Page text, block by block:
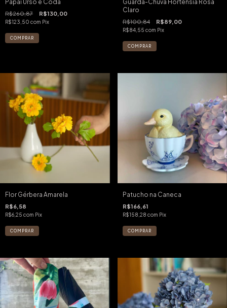
Papai Urso e Coda
R$260,87 R$130,00
R$123,50 com Pix
Guarda-Chuva Hortênsia Rosa
Claro
R$100,84 R$89,00
R$84,55 com Pix
Flor Gérbera Amarela
R$6,58
R$6,25 com Pix
Patucho na Caneca
R$166,61
R$158,28 com Pix